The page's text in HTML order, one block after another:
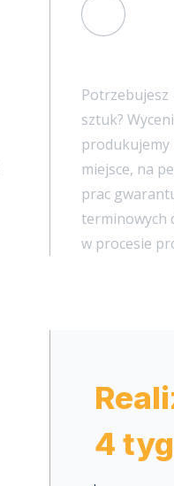
Potrzebujesz
sztuk?
produkujemy
miejsce, na
prac
terminowych
w procesie
4